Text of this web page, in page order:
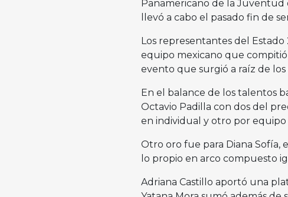
Panamericano de la Juventud
llevó a cabo el pasado fin de
Los representantes del
equipo mexicano que
evento que surgió a raíz de
En el balance de los talentos
Octavio Padilla con dos del
en individual y otro por equipo
Otro oro fue para Diana Sofía,
lo propio en arco compuesto
Adriana Castillo aportó una